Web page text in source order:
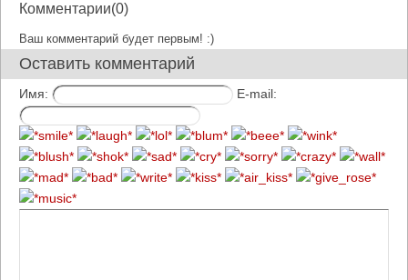
Комментарии(0)
Ваш комментарий будет первым! :)
Оставить комментарий
Имя: E-mail: